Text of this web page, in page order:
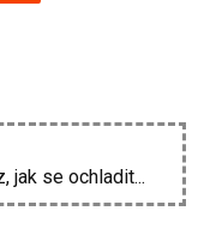
za pouhé tři...